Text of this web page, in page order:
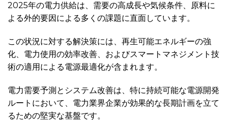
2025年の電力供給は、需要の高成長や気候条件、原料に
よる外的要因による多くの課題に直面しています。
この状況に対する解決策には、再生可能エネルギーの強
化、電力使用の効率改善、およびスマートマネジメント技
術の適用による電源最適化が含まれます。
電力需要予測とシステム改善は、特に持続可能な電源開発
ルートにおいて、電力業界企業が効果的な長期計画を立て
るための堅実な基盤です。